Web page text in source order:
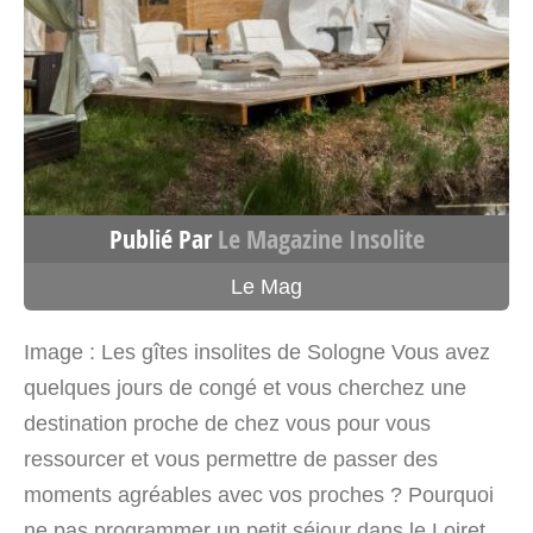
Voir sur la carte
4803 km
Itinéraire
La Bulle – Bulle Nouvelle-
Aquitaine
Lasseubetat Nouvelle-
Aquitaine>Pyrénées-Atlantiques 64290
France
Voir sur la carte
4803.6 km
Publié ParLe Magazine Insolite
Le Mag
Image : Les gîtes insolites de Sologne Vous avez
quelques jours de congé et vous cherchez une
destination proche de chez vous pour vous
ressourcer et vous permettre de passer des
moments agréables avec vos proches ? Pourquoi